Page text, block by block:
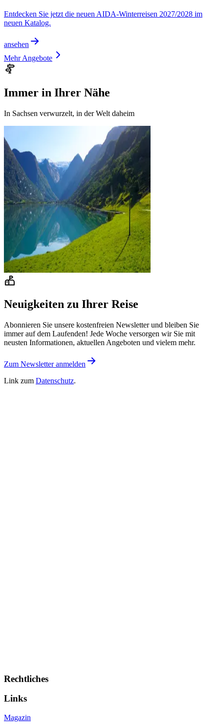
Entdecken Sie jetzt die neuen AIDA-Winterreisen 2027/2028 im
neuen Katalog.
ansehen
Mehr Angebote
Immer in Ihrer Nähe
In Sachsen verwurzelt, in der Welt daheim
Neuigkeiten zu Ihrer Reise
Abonnieren Sie unsere kostenfreien Newsletter und bleiben Sie
immer auf dem Laufenden! Jede Woche versorgen wir Sie mit
neusten Informationen, aktuellen Angeboten und vielem mehr.
Zum Newsletter anmelden
Link zum Datenschutz.
Rechtliches
Links
Magazin